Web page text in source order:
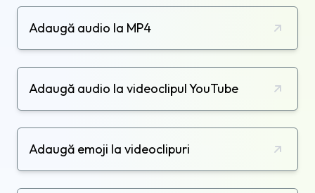
Adaugă audio la MP4
Adaugă audio la videoclipul YouTube
Adaugă emoji la videoclipuri